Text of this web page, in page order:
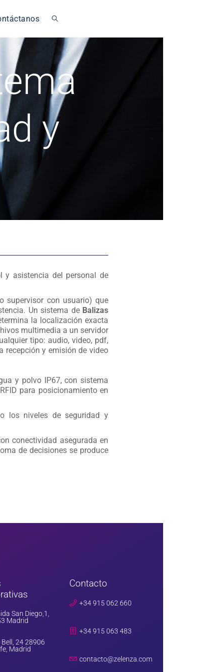
y
y asistencia del personal de
supervisor con usuario) que
Un sistema de Balizas
la localización exacta
multimedia a un servidor
tipo: audio, video, pdf,
recepción y emisión de video
y polvo IP67, con sistema
para posicionamiento en
los niveles de seguridad y
conectividad asegurada en
de decisiones se produce
San Diego,1,
Madrid
Bell, 24 28906
Madrid
Contacto
+34 915 062 660
+34 915 063 483
contacto@zelenza.com